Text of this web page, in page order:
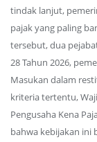
tindak lanjut,
pajak yang paling
tersebut, dua
28 Tahun 2026,
Masukan dalam
kriteria tertentu,
Pengusaha Kena
bahwa kebijakan ini